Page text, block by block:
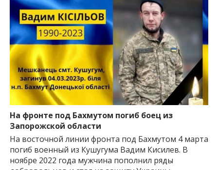
На фронте под Бахмутом погиб боец из
Запорожской области
На восточной линии фронта под Бахмутом 4 марта
погиб военный из Кушугума Вадим Кисилев. В
ноябре 2022 года мужчина пополнил ряды